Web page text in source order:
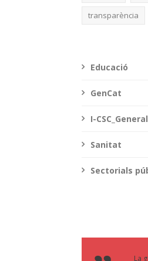
transparència
Educació
GenCat
I-CSC_General
Sanitat
Sectorials
La